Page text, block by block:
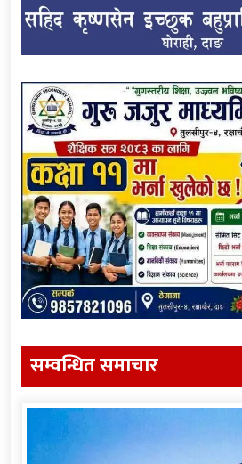
सम्वन्धित समाचार